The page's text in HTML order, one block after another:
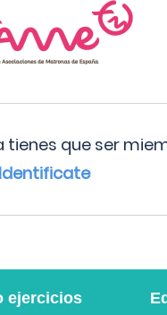
que ser
Identificate
ejercicios